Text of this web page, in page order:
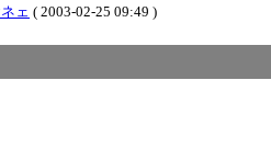
ェ ( 2003-02-25 09:49 )